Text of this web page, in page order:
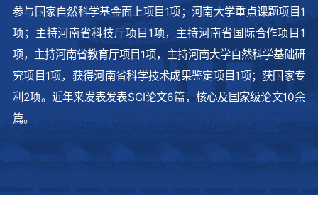
参与国家自然科学基金面上项目1项；河南大学重点课题项目1
项；主持河南省科技厅项目1项，主持河南省国际合作项目1
项，主持河南省教育厅项目1项，主持河南大学自然科学基础研
究项目1项，获得河南省科学技术成果鉴定项目1项；获国家专
利2项。近年来发表发表SCI论文6篇，核心及国家级论文10余
篇。